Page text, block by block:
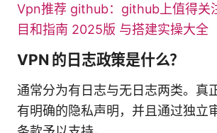
Vpn推荐 github：github上值得关
目和指南 2025版 与搭建实操大全
VPN 的日志政策是什么？
通常分为有日志与无日志两类。真
有明确的隐私声明，并且通过独立